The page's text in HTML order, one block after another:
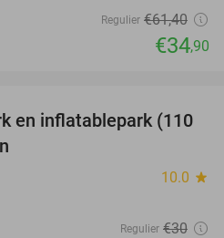
Regulier €61,40
€34,90
40%
en inflatablepark (110
10.0 star
Regulier €30